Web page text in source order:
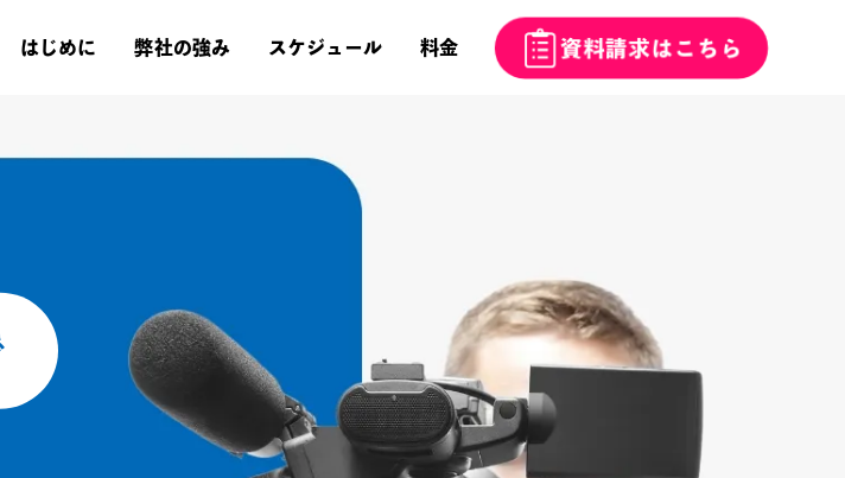
はじめに 弊社の強み スケジュール 料金 資料請求はこちら